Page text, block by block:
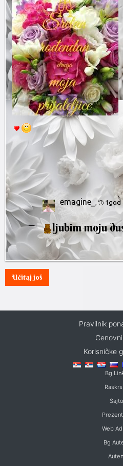
emagine_ , 1god
ljubim moju
Učitaj još
Pravilnik
Korisničke
Bg
Web
Bg